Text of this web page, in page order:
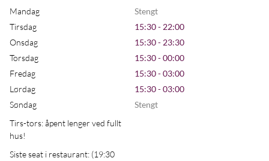
Mandag
Stengt
Tirsdag
15:30 - 22:00
Onsdag
15:30 - 23:30
Torsdag
15:30 - 00:00
Fredag
15:30 - 03:00
Lørdag
15:30 - 03:00
Søndag
Stengt
Tirs-tors: åpent lenger ved fullt
hus!
Siste seat i restaurant: (19:30